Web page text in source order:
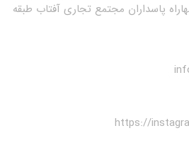
پاسداران مجتمع تجاری آفتاب طبقه
https://